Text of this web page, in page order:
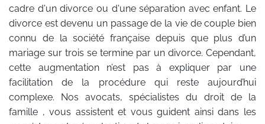
cadre d'un divorce ou d'une séparation avec enfant. Le
divorce est devenu un passage de la vie de couple bien
connu de la société française depuis que plus d’un
mariage sur trois se termine par un divorce. Cependant,
cette augmentation n’est pas à expliquer par une
facilitation de la procédure qui reste aujourd’hui
complexe. Nos avocats, spécialistes du droit de la
famille , vous assistent et vous guident ainsi dans les